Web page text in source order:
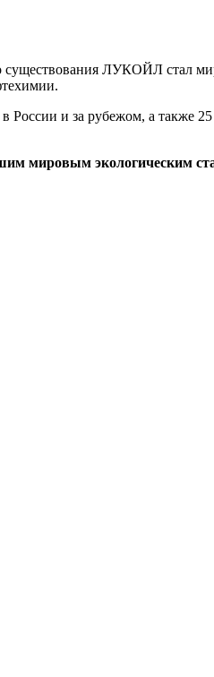
существования ЛУКОЙЛ стал
и за рубежом, a также
мировым экологическим